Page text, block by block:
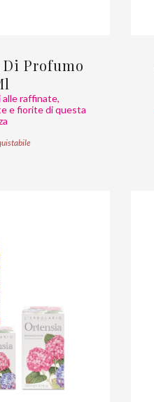
Profumo
alle raffinate,
e fiorite di questa